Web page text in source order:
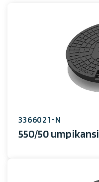
3366021-N
550/50 umpikansi